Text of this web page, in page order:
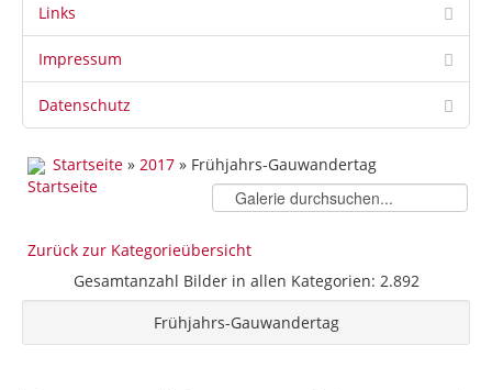
Links
Impressum
Datenschutz
Startseite » 2017 » Frühjahrs-Gauwandertag
Zurück zur Kategorieübersicht
Gesamtanzahl Bilder in allen Kategorien: 2.892
Frühjahrs-Gauwandertag